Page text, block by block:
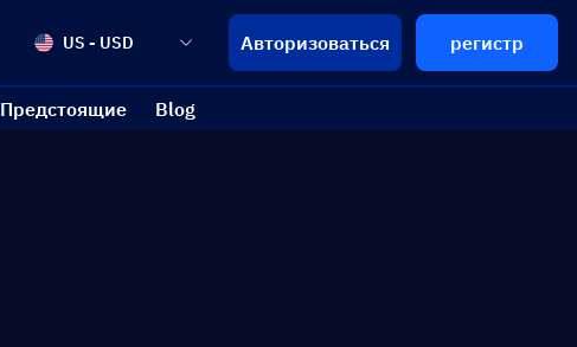
US - USD Авторизоваться регистр
Предстоящие Blog